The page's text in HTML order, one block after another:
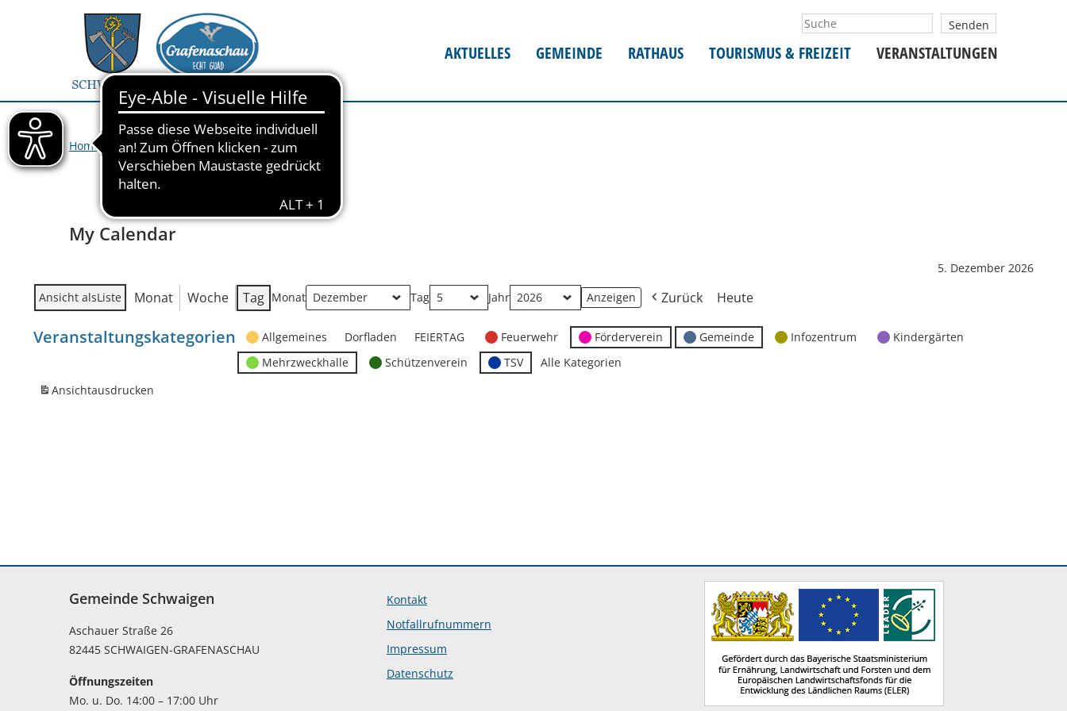
AKTUELLES GEMEINDE RATHAUS TOURISMUS & FREIZEIT VERANSTALTUNGEN
Home Veranstaltungen> My Calendar
My Calendar
5. Dezember 2026
Ansicht alsListe Monat Woche Tag Monat Tag Jahr Zurück Heute
Veranstaltungskategorien Allgemeines Dorfladen FEIERTAG Feuerwehr Förderverein Gemeinde Infozentrum
Kindergärten
Mehrzweckhalle
Schützenverein TSV
Alle Kategorien
Ansichtausdrucken
Gemeinde Schwaigen
Aschauer Straße 26
82445 SCHWAIGEN-GRAFENASCHAU
Öffnungszeiten
Mo. u. Do. 14:00 – 17:00 Uhr
Kontakt
Notfallrufnummern
Impressum
Datenschutz